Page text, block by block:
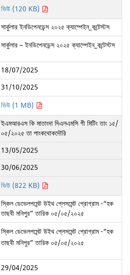
ভিউ (120 KB)
সার্কুলার ইনডিপেনডেন্স ২০২৫ ক্যাম্পেইন_কন্টেস্টস
সার্কুলার – ইনডিপেনডেন্স ২০২৫ ক্যাম্পেইন_কন্টেস্টস
18/07/2025
31/10/2025
ভিউ (1 MB)
ইএমআরএস কি মাতাংদা দিএলএমসি গী মিটিং তাং ১৫/
০৫/২০২৫ তা পাংকথোকদৌরি
13/05/2025
30/06/2025
ভিউ (822 KB)
স্কিল ডেভেলপমেন্ট উইথ প্লেসমেন্ট প্রোগ্রাম -“হক
তাছবী মনিপুর” তারিক ০৫/০৫/২০২৫
স্কিল ডেভেলপমেন্ট উইথ প্লেসমেন্ট প্রোগ্রাম -“হক
তাছবী মনিপুর” তারিক ০৫/০৫/২০২৫
29/04/2025